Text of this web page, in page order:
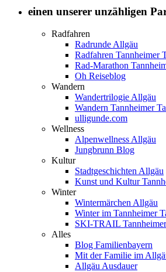
einen unserer unzähligen
Radfahren
Radrunde Allgäu
Radfahren Tannheimer
Rad-Marathon
Oh Reiseblog
Wandern
Wandertrilogie Allgäu
Wandern Tannheimer
ulligunde.com
Wellness
Alpenwellness Allgäu
Jungbrunn Blog
Kultur
Stadtgeschichten Allgäu
Kunst und Kultur
Winter
Wintermärchen Allgäu
Winter im Tannheimer
SKI-TRAIL
Alles
Blog Familienbayern
Mit der Familie im
Allgäu Ausdauer